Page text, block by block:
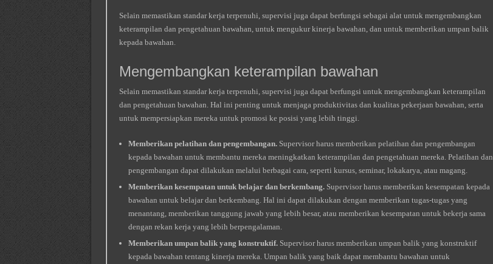
Selain memastikan standar kerja terpenuhi, supervisi juga dapat berfungsi sebagai alat untuk mengembangkan
keterampilan dan pengetahuan bawahan, untuk mengukur kinerja bawahan, dan untuk memberikan umpan balik
kepada bawahan.
Mengembangkan keterampilan bawahan
Selain memastikan standar kerja terpenuhi, supervisi juga dapat berfungsi untuk mengembangkan keterampilan
dan pengetahuan bawahan. Hal ini penting untuk menjaga produktivitas dan kualitas pekerjaan bawahan, serta
untuk mempersiapkan mereka untuk promosi ke posisi yang lebih tinggi.
Memberikan pelatihan dan pengembangan.Supervisor harus memberikan pelatihan dan pengembangan
kepada bawahan untuk membantu mereka meningkatkan keterampilan dan pengetahuan mereka. Pelatihan dan
pengembangan dapat dilakukan melalui berbagai cara, seperti kursus, seminar, lokakarya, atau magang.
Memberikan kesempatan untuk belajar dan berkembang.Supervisor harus memberikan kesempatan kepada
bawahan untuk belajar dan berkembang. Hal ini dapat dilakukan dengan memberikan tugas-tugas yang
menantang, memberikan tanggung jawab yang lebih besar, atau memberikan kesempatan untuk bekerja sama
dengan rekan kerja yang lebih berpengalaman.
Memberikan umpan balik yang konstruktif.Supervisor harus memberikan umpan balik yang konstruktif
kepada bawahan tentang kinerja mereka. Umpan balik yang baik dapat membantu bawahan untuk